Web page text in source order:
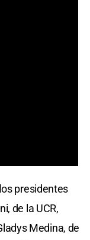
presidentes
de la UCR,
Medina, de